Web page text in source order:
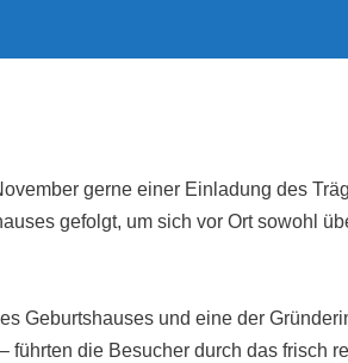
gerne einer Einladung des
gefolgt, um sich vor Ort sowohl
Geburtshauses und eine der
führten die Besucher durch das frisch